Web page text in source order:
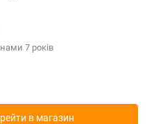
7 років
в магазин